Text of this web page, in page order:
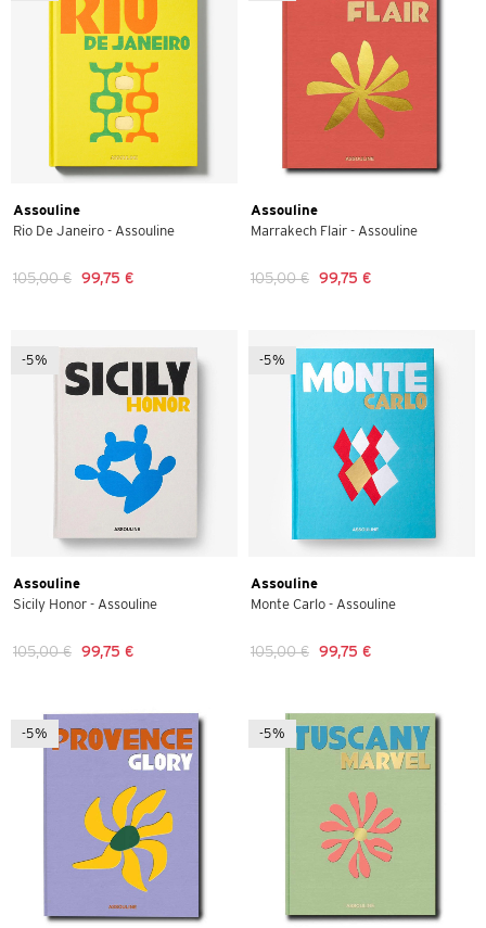
Assouline
Rio De Janeiro - Assouline
105,00 € 99,75 €
Assouline
Marrakech Flair - Assouline
105,00 € 99,75 €
-5%
Assouline
Sicily Honor - Assouline
105,00 € 99,75 €
-5%
Assouline
Monte Carlo - Assouline
105,00 € 99,75 €
-5% -5%